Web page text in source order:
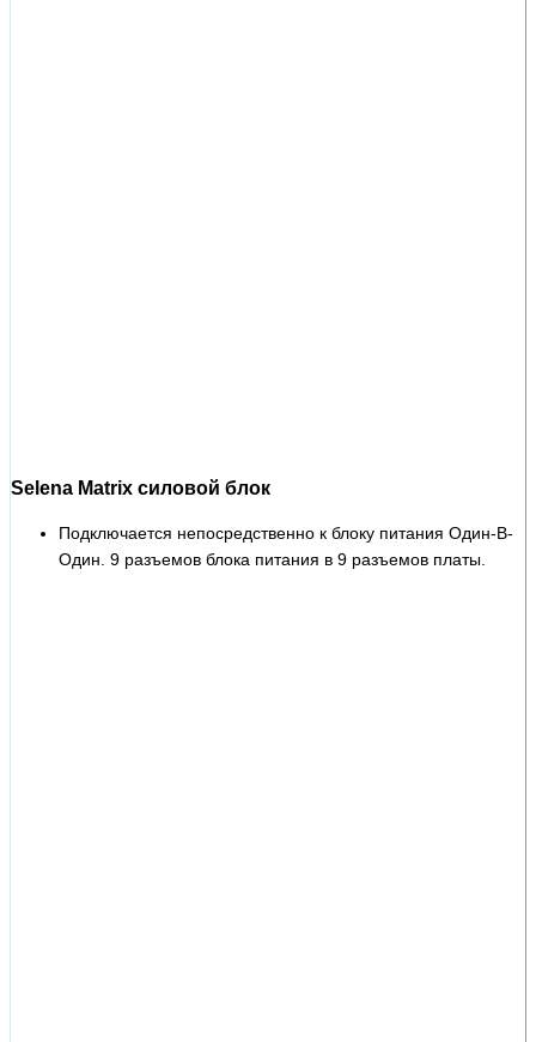
Selena Matrix силовой блок
Подключается непосредственно к блоку питания Один-В-
Один. 9 разъемов блока питания в 9 разъемов платы.